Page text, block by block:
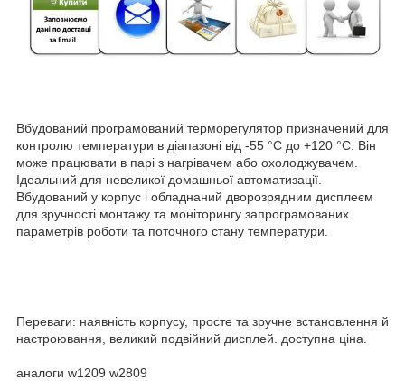
Вбудований програмований терморегулятор призначений для
контролю температури в діапазоні від -55 °C до +120 °C. Він
може працювати в парі з нагрівачем або охолоджувачем.
Ідеальний для невеликої домашньої автоматизації.
Вбудований у корпус і обладнаний дворозрядним дисплеєм
для зручності монтажу та моніторингу запрограмованих
параметрів роботи та поточного стану температури.
Переваги: наявність корпусу, просте та зручне встановлення й
настроювання, великий подвійний дисплей. доступна ціна.
аналоги w1209 w2809